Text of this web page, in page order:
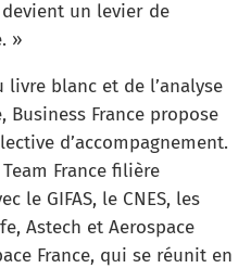
un levier de
»
livre blanc et de l’analyse
Business France propose
d’accompagnement.
France filière
le GIFAS, le CNES, les
Astech et Aerospace
France, qui se réunit en